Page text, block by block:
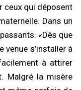
ceux qui déposent
Dans un
«Dès que
venue s’installer à
à attirer
Malgré la misère
: la police démantèle un
de prostitution dans un
16:37
UNE
Touré revendique une
autour du président